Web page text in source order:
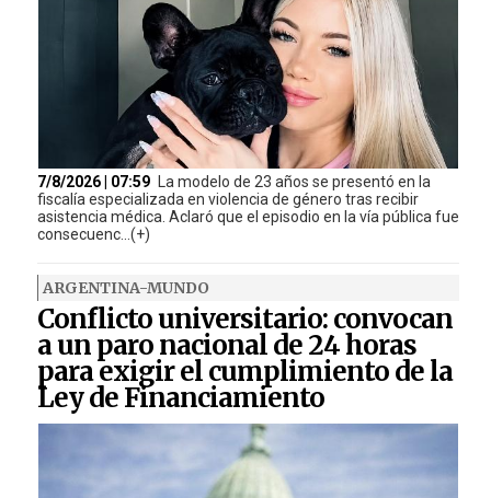
7/8/2026 | 07:59
La modelo de 23 años se presentó en la
fiscalía especializada en violencia de género tras recibir
asistencia médica. Aclaró que el episodio en la vía pública fue
consecuenc...(+)
ARGENTINA-MUNDO
Conflicto universitario: convocan
a un paro nacional de 24 horas
para exigir el cumplimiento de la
Ley de Financiamiento